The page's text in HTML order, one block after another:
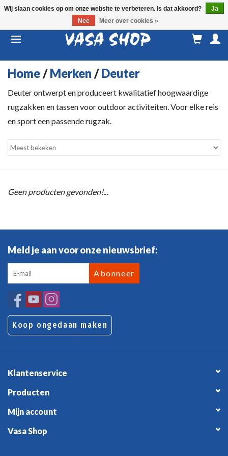
Home/Merken /Deuter
Deuter ontwerpt en produceert kwalitatief hoogwaardige
rugzakken en tassen voor outdoor activiteiten. Voor elke reis
en sport een passende rugzak.
Geen producten gevonden!...
Meld je aan voor onze nieuwsbrief:
Abonneer
Koop ongedaan maken
Klantenservice
Producten
Mijn account
Vasa Shop
Wij slaan cookies op om onze website te verbeteren. Is dat akkoord?
Ja
Nee
Meer over cookies »